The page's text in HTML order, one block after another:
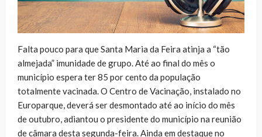
Falta pouco para que Santa Maria da Feira atinja a “tão
almejada” imunidade de grupo. Até ao final do mês o
município espera ter 85 por cento da população
totalmente vacinada. O Centro de Vacinação, instalado no
Europarque, deverá ser desmontado até ao início do mês
de outubro, adiantou o presidente do município na reunião
de câmara desta segunda-feira. Ainda em destaque no